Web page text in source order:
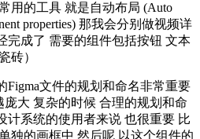
用的工具 就是自动布局 (Auto
properties) 那我会分别做视频详
完成了 需要的组件包括按钮 文本
砖）
Figma文件的规划和命名非常重要
大 复杂的时候 合理的规划和命
计系统的使用者来说 也很重要 比
独的画框中 然后呢 以这个组件的